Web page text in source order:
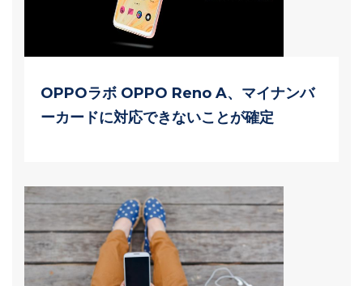
OPPOラボ OPPO Reno A、マイナンバ
ーカードに対応できないことが確定